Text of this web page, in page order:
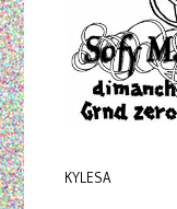
KYLESA